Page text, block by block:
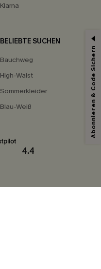
Klarna
BELIEBTE SUCHEN
Bauchweg
High-Waist
Sommerkleider
Blau-Weiß
4.4
Abonnieren & Code Sichern